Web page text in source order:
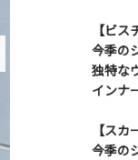
【ビス
今季の
独特な
インナ
【スカ
今季の